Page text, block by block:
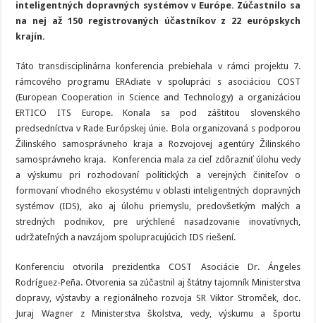
inteligentných dopravných systémov v Európe. Zúčastnilo sa
na nej až 150 registrovaných účastníkov z 22 európskych
krajín.
Táto transdisciplinárna konferencia prebiehala v rámci projektu 7.
rámcového programu ERAdiate v spolupráci s asociáciou COST
(European Cooperation in Science and Technology) a organizáciou
ERTICO ITS Europe. Konala sa pod záštitou slovenského
predsedníctva v Rade Európskej únie. Bola organizovaná s podporou
Žilinského samosprávneho kraja a Rozvojovej agentúry Žilinského
samosprávneho kraja. Konferencia mala za cieľ zdôrazniť úlohu vedy
a výskumu pri rozhodovaní politických a verejných činiteľov o
formovaní vhodného ekosystému v oblasti inteligentných dopravných
systémov (IDS), ako aj úlohu priemyslu, predovšetkým malých a
stredných podnikov, pre urýchlené nasadzovanie inovatívnych,
udržateľných a navzájom spolupracujúcich IDS riešení.
Konferenciu otvorila prezidentka COST Asociácie Dr. Ángeles
Rodríguez-Peña. Otvorenia sa zúčastnil aj štátny tajomník Ministerstva
dopravy, výstavby a regionálneho rozvoja SR Viktor Stromček, doc.
Juraj Wagner z Ministerstva školstva, vedy, výskumu a športu